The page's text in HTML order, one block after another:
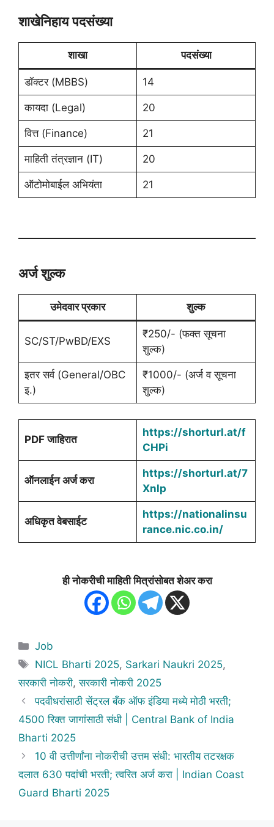
शाखेनिहाय पदसंख्या
शाखा पदसंख्या
डॉक्टर (MBBS) 14
कायदा (Legal) 20
वित्त (Finance) 21
माहिती तंत्रज्ञान (IT) 20
ऑटोमोबाईल अभियंता 21
अर्ज शुल्क
उमेदवार प्रकार शुल्क
SC/ST/PwBD/EXS
₹250/- (फक्त सूचना
शुल्क)
इतर सर्व (General/OBC
इ.)
₹1000/- (अर्ज व सूचना
शुल्क)
PDF जाहिरात
https://shorturl.at/f
CHPi
ऑनलाईन अर्ज करा
https://shorturl.at/7
Xnlp
अधिकृत वेबसाईट
https://nationalinsu
rance.nic.co.in/
ही नोकरीची माहिती मित्रांसोबत शेअर करा
Categories
Job
Tags
NICL Bharti 2025, Sarkari Naukri 2025,
सरकारी नोकरी,सरकारी नोकरी 2025
पदवीधरांसाठी सेंट्रल बँक ऑफ इंडिया मध्ये मोठी भरती;
4500 रिक्त जागांसाठी संधी | Central Bank of India
Bharti 2025
10 वी उत्तीर्णांना नोकरीची उत्तम संधी: भारतीय तटरक्षक
दलात 630 पदांची भरती; त्वरित अर्ज करा | Indian Coast
Guard Bharti 2025